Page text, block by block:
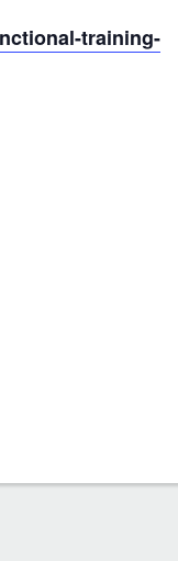
training-